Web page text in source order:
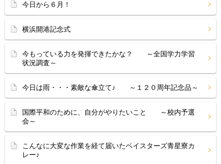
今日から６月！
横浜開港記念式
今もっている力を発揮できたかな？ ～全国学力学習
状況調査～
今日は雨・・・素敵な傘立て♪ ～１２０周年記念品～
国際平和のために、自分がやりたいこと ～校内予選
会～
こんなに大変な作業を経て届いたベイスターズ青星寮カ
レー♪